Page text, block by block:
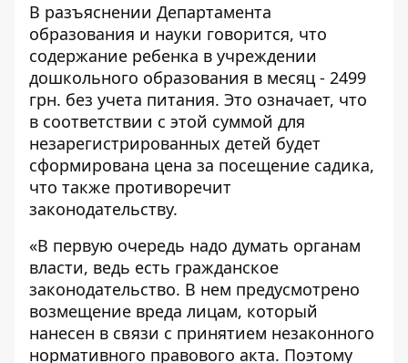
В разъяснении Департамента
образования и науки говорится, что
содержание ребенка в учреждении
дошкольного образования в месяц - 2499
грн. без учета питания. Это означает, что
в соответствии с этой суммой для
незарегистрированных детей будет
сформирована цена за посещение садика,
что также противоречит
законодательству.
«В первую очередь надо думать органам
власти, ведь есть гражданское
законодательство. В нем предусмотрено
возмещение вреда лицам, который
нанесен в связи с принятием незаконного
нормативного правового акта. Поэтому